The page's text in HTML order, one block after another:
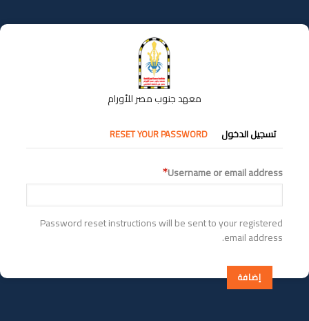
إلى
المحتوى
معهد جنوب مصر للأورام
التبويبات
الأساسية
تسجيل الدخول RESET YOUR PASSWORD
Username or email address
Password reset instructions will be sent to your registered
email address.